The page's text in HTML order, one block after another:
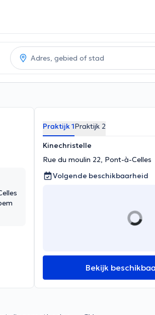
Praktijk 1Praktijk 2
Kinechristelle
Rue du moulin 22, Pont-à-Celles
Volgende beschikbaarheid
Bekijk